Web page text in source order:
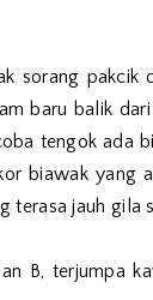
sorang pakcik
baru balik
tengok ada
biawak yang
terasa jauh gila
B, terjumpa